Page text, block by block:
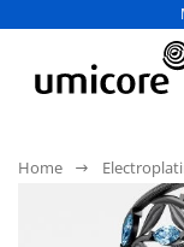
Home